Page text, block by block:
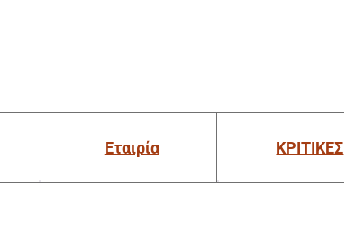
Εταιρία ΚΡΙΤΙΚΕΣ